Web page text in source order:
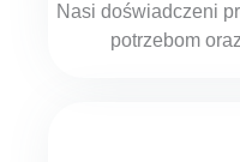
Nasi doświadczeni
potrzebom